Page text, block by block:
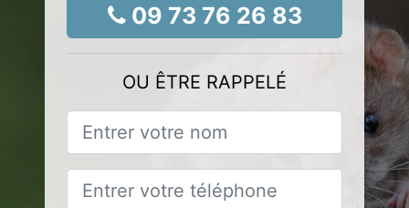
09 73 76 26 83
OU ÊTRE RAPPELÉ